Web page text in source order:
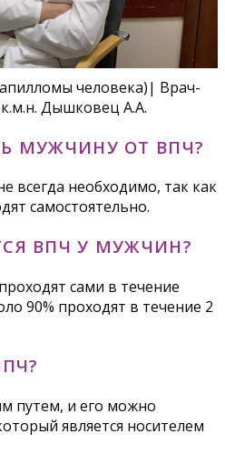
человека)| Врач-
Дышковец А.А.
МУЖЧИНУ ОТ ВПЧ?
всегда необходимо, так как
самостоятельно.
ВПЧ У МУЖЧИН?
сами в течение
90% проходят в течение 2
путем, и его можно
является носителем